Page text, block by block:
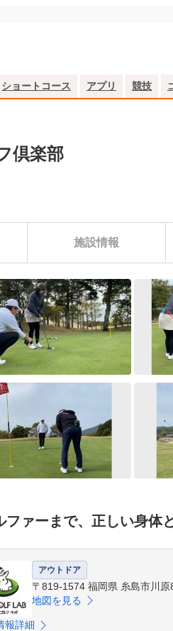
ショートコース アプリ 競技
倶楽部
施設情報
ァーまで、正しい身体
アウトドア
〒819-1574 福岡県 糸島市川
地図を見る
報詳細